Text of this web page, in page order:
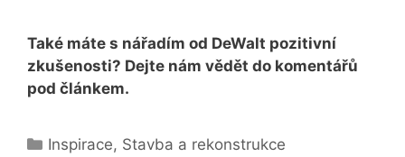
Také máte s nářadím od DeWalt pozitivní
zkušenosti? Dejte nám vědět do komentářů
pod článkem.
Rubriky
Inspirace, Stavba a rekonstrukce